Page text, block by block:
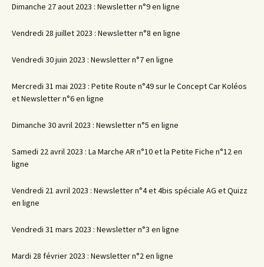
Dimanche 27 aout 2023 : Newsletter n°9 en ligne
Vendredi 28 juillet 2023 : Newsletter n°8 en ligne
Vendredi 30 juin 2023 : Newsletter n°7 en ligne
Mercredi 31 mai 2023 : Petite Route n°49 sur le Concept Car Koléos
et Newsletter n°6 en ligne
Dimanche 30 avril 2023 : Newsletter n°5 en ligne
Samedi 22 avril 2023 : La Marche AR n°10 et la Petite Fiche n°12 en
ligne
Vendredi 21 avril 2023 : Newsletter n°4 et 4bis spéciale AG et Quizz
en ligne
Vendredi 31 mars 2023 : Newsletter n°3 en ligne
Mardi 28 février 2023 : Newsletter n°2 en ligne